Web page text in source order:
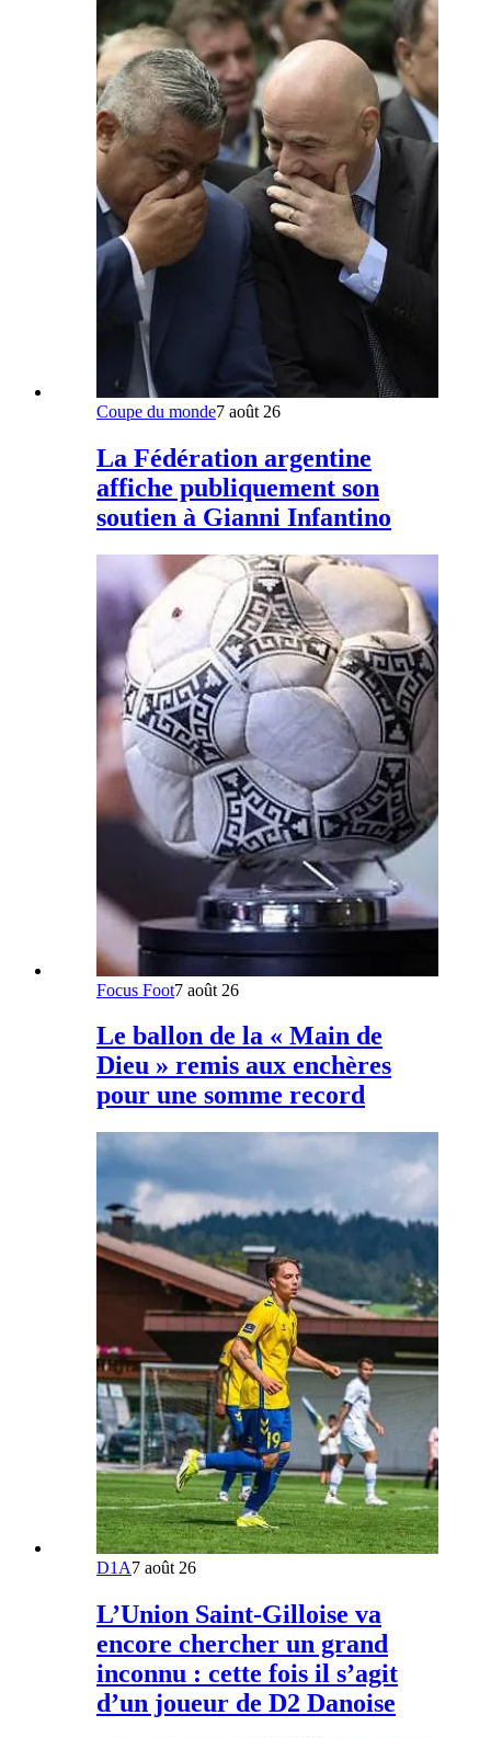
Coupe du monde7 août 26
La Fédération argentine
affiche publiquement son
soutien à Gianni Infantino
Focus Foot7 août 26
Le ballon de la « Main de
Dieu » remis aux enchères
pour une somme record
D1A7 août 26
L’Union Saint-Gilloise va
encore chercher un grand
inconnu : cette fois il s’agit
d’un joueur de D2 Danoise